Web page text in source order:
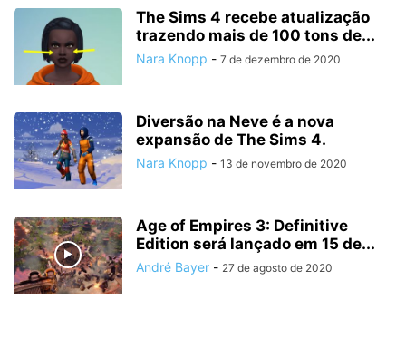
The Sims 4 recebe atualização
trazendo mais de 100 tons de...
Nara Knopp - 7 de dezembro de 2020
Diversão na Neve é a nova
expansão de The Sims 4.
Nara Knopp - 13 de novembro de 2020
Age of Empires 3: Definitive
Edition será lançado em 15 de...
André Bayer - 27 de agosto de 2020